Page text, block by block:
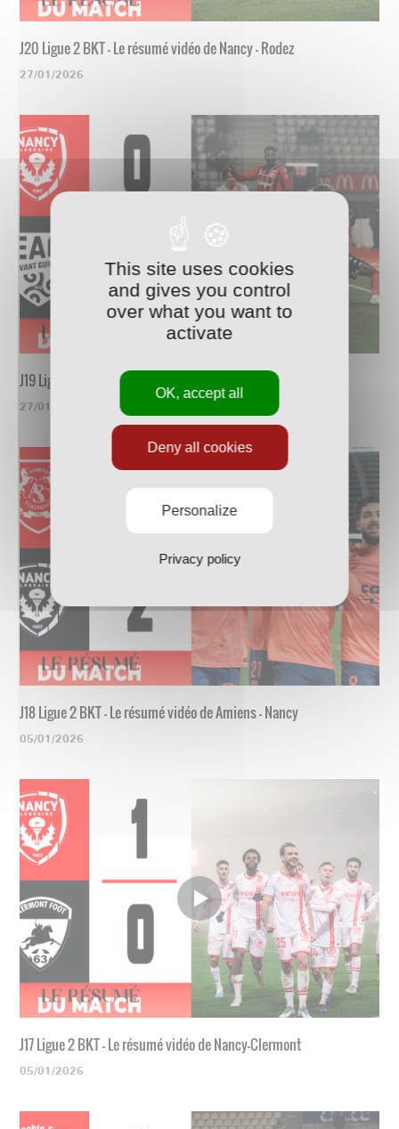
J20 Ligue 2 BKT - Le résumé vidéo de Nancy - Rodez
27/01/2026
J19 Ligue 2 BKT - Le résumé vidéo de Nancy - Guingamp
27/01/2026
J18 Ligue 2 BKT - Le résumé vidéo de Amiens - Nancy
05/01/2026
J17 Ligue 2 BKT - Le résumé vidéo de Nancy-Clermont
05/01/2026
This site uses cookies
and gives you control
over what you want to
activate
OK, accept all
Deny all cookies
Personalize
Privacy policy